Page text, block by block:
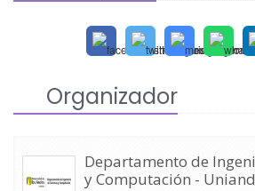
Organizador
Departamento de
y Computación -